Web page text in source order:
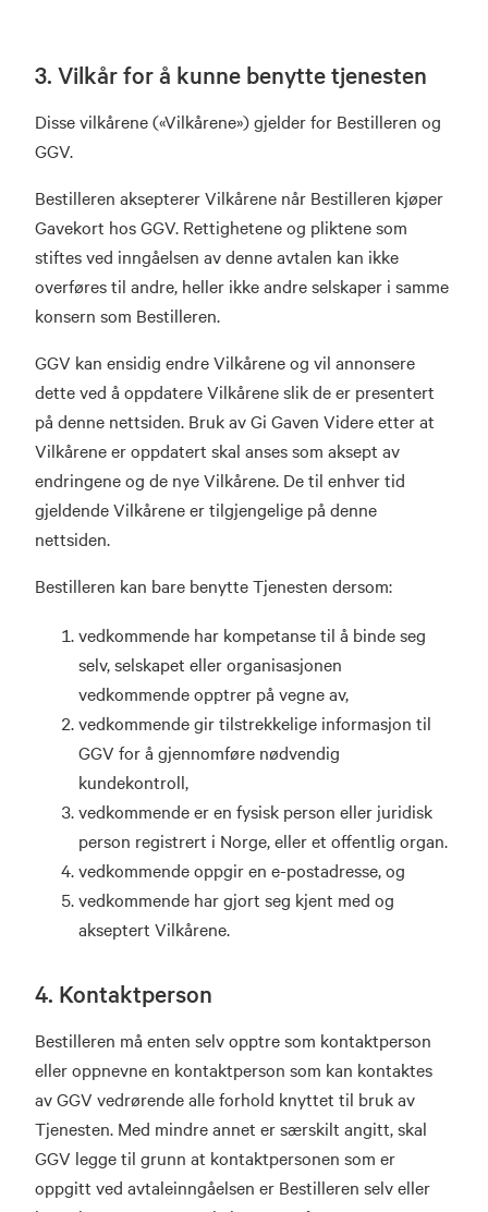
3. Vilkår for å kunne benytte tjenesten
Disse vilkårene («Vilkårene») gjelder for Bestilleren og
GGV.
Bestilleren aksepterer Vilkårene når Bestilleren kjøper
Gavekort hos GGV. Rettighetene og pliktene som
stiftes ved inngåelsen av denne avtalen kan ikke
overføres til andre, heller ikke andre selskaper i samme
konsern som Bestilleren.
GGV kan ensidig endre Vilkårene og vil annonsere
dette ved å oppdatere Vilkårene slik de er presentert
på denne nettsiden. Bruk av Gi Gaven Videre etter at
Vilkårene er oppdatert skal anses som aksept av
endringene og de nye Vilkårene. De til enhver tid
gjeldende Vilkårene er tilgjengelige på denne
nettsiden.
Bestilleren kan bare benytte Tjenesten dersom:
vedkommende har kompetanse til å binde seg
selv, selskapet eller organisasjonen
vedkommende opptrer på vegne av,
vedkommende gir tilstrekkelige informasjon til
GGV for å gjennomføre nødvendig
kundekontroll,
vedkommende er en fysisk person eller juridisk
person registrert i Norge, eller et offentlig organ.
vedkommende oppgir en e-postadresse, og
vedkommende har gjort seg kjent med og
akseptert Vilkårene.
4. Kontaktperson
Bestilleren må enten selv opptre som kontaktperson
eller oppnevne en kontaktperson som kan kontaktes
av GGV vedrørende alle forhold knyttet til bruk av
Tjenesten. Med mindre annet er særskilt angitt, skal
GGV legge til grunn at kontaktpersonen som er
oppgitt ved avtaleinngåelsen er Bestilleren selv eller